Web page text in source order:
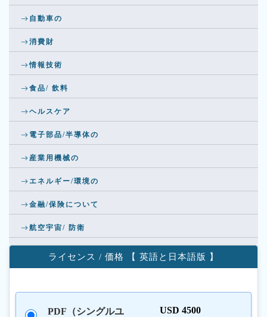
自動車の
消費財
情報技術
食品/ 飲料
ヘルスケア
電子部品/半導体の
産業用機械の
エネルギー/環境の
金融/保険について
航空宇宙/ 防衛
ライセンス / 価格 【 英語と日本語版 】
PDF（シングルユ
USD 4500